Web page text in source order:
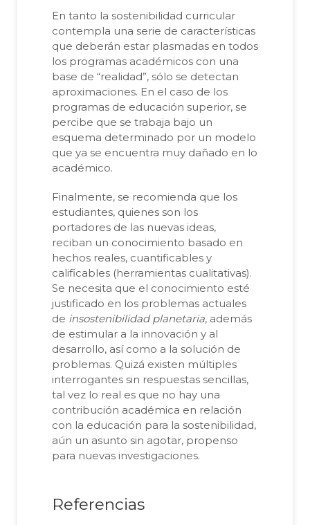
En tanto la sostenibilidad curricular
contempla una serie de características
que deberán estar plasmadas en todos
los programas académicos con una
base de “realidad”, sólo se detectan
aproximaciones. En el caso de los
programas de educación superior, se
percibe que se trabaja bajo un
esquema determinado por un modelo
que ya se encuentra muy dañado en lo
académico.
Finalmente, se recomienda que los
estudiantes, quienes son los
portadores de las nuevas ideas,
reciban un conocimiento basado en
hechos reales, cuantificables y
calificables (herramientas cualitativas).
Se necesita que el conocimiento esté
justificado en los problemas actuales
de insostenibilidad planetaria, además
de estimular a la innovación y al
desarrollo, así como a la solución de
problemas. Quizá existen múltiples
interrogantes sin respuestas sencillas,
tal vez lo real es que no hay una
contribución académica en relación
con la educación para la sostenibilidad,
aún un asunto sin agotar, propenso
para nuevas investigaciones.
Referencias